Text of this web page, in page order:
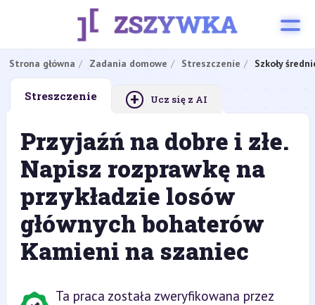
Strona główna Zadania domowe Streszczenie Szkoły
Streszczenie + Ucz się z AI
Przyjaźń na dobre i złe.
Napisz rozprawkę na
przykładzie losów
głównych bohaterów
Kamieni na szaniec
Ta praca została zweryfikowana przez